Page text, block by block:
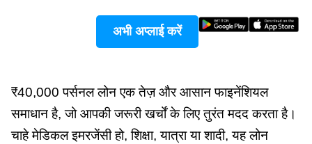
अभी अप्लाई करें
₹40,000 पर्सनल लोन एक तेज़ और आसान फाइनेंशियल
समाधान है, जो आपकी जरूरी खर्चों के लिए तुरंत मदद करता है।
चाहे मेडिकल इमरजेंसी हो, शिक्षा, यात्रा या शादी, यह लोन